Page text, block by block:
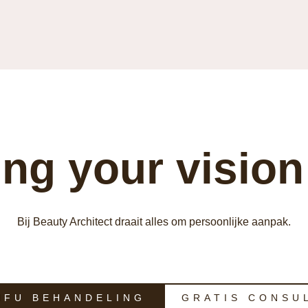
your
Bij Beauty Architect draait alles om persoonlijke aanpak.
BEHANDELING GRATIS